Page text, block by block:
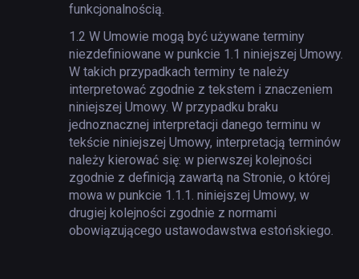
funkcjonalnością.
1.2 W Umowie mogą być używane terminy
niezdefiniowane w punkcie 1.1 niniejszej Umowy.
W takich przypadkach terminy te należy
interpretować zgodnie z tekstem i znaczeniem
niniejszej Umowy. W przypadku braku
jednoznacznej interpretacji danego terminu w
tekście niniejszej Umowy, interpretacją terminów
należy kierować się: w pierwszej kolejności
zgodnie z definicją zawartą na Stronie, o której
mowa w punkcie 1.1.1. niniejszej Umowy, w
drugiej kolejności zgodnie z normami
obowiązującego ustawodawstwa estońskiego.